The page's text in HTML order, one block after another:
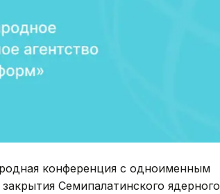
конференция с одноименным
Семипалатинского ядерного